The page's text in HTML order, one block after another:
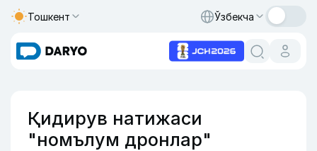
Тошкент Ўзбекча
Қидирув натижаси
"номълум дронлар"